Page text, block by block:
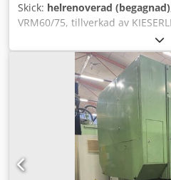
Skick: helrenoverad (begagnad)
VRM60/75, tillverkad av
eller 14–75 mm Rörlängd:
kanaler). Minsta längd 0,5 m
och godstjocklek beror på
N/mm² = Max. 6,5 mm - 400 N/
N/mm² = Max. 5,1 mm - 600 N/
Adevtpghsijkr *De fyra första
moderniseringar av liknande
vid intresse. De följande visar
skick. Rördiameter: 8–60 eller
Beroende på tillbehör